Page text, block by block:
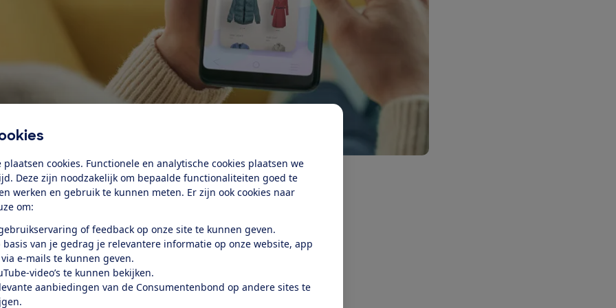
plaatsen cookies. Functionele en analytische cookies plaatsen we
Deze zijn noodzakelijk om bepaalde functionaliteiten goed te
werken en gebruik te kunnen meten. Er zijn ook cookies naar
om:
of feedback op onze site te kunnen geven.
basis van je gedrag je relevantere informatie op onze website, app
e-mails te kunnen geven.
video’s te kunnen bekijken.
aanbiedingen van de Consumentenbond op andere sites te
van Nederland vinden we binnen enkele klikken 84
klantenservice. Van de 16 webwinkels die geen
contactpagina’s hebben staan, vinden we uiteindelijk vaak
Maar dat is dan wel verstopt in de algemene
alleen nadat we een chatbot weten af te poeieren.
die we controleerden, vermeldt geen e-mailadres